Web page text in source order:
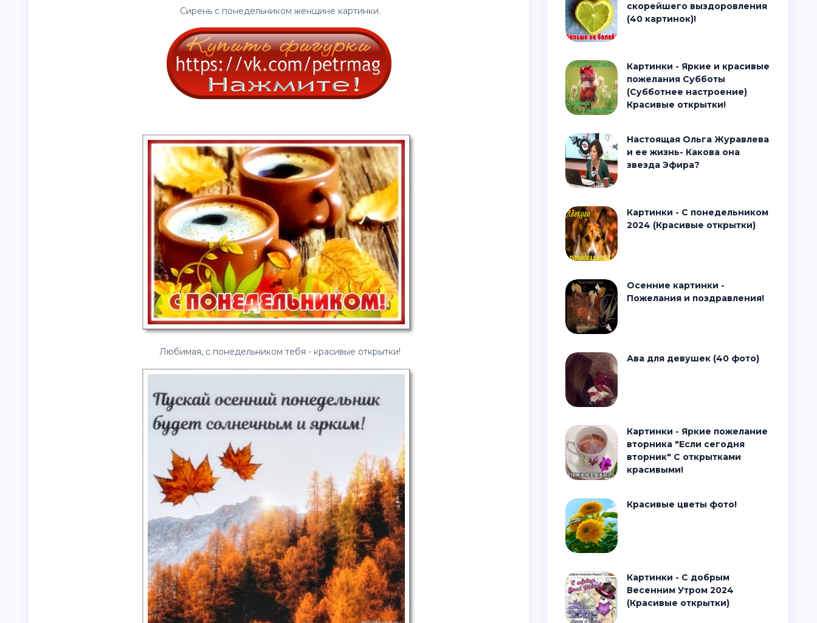
Сирень с понедельником женщине картинки.
Любимая, с понедельником тебя - красивые открытки!
скорейшего выздоровления
(40 картинок)!
Картинки - Яркие и красивые
пожелания Субботы
(Субботнее настроение)
Красивые открытки!
Настоящая Ольга Журавлева
и ее жизнь- Какова она
звезда Эфира?
Картинки - С понедельником
2024 (Красивые открытки)
Осенние картинки -
Пожелания и поздравления!
Ава для девушек (40 фото)
Картинки - Яркие пожелание
вторника "Если сегодня
вторник" С открытками
красивыми!
Красивые цветы фото!
Картинки - С добрым
Весенним Утром 2024
(Красивые открытки)